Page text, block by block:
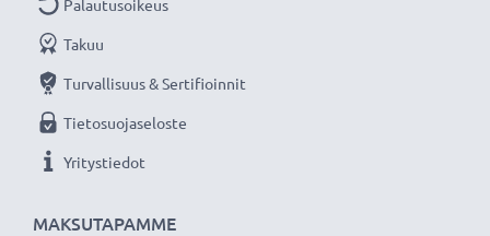
MAKSUTAPAMME
Palautusoikeus
Takuu
Turvallisuus & Sertifioinnit
Tietosuojaseloste
Yritystiedot